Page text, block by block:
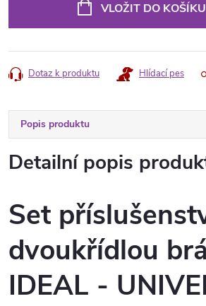
VLOŽIT DO KOŠÍKU
Dotaz k produktu Hlídací pes
Popis produktu
Detailní popis
Set
dvoukřídlou
IDEAL -